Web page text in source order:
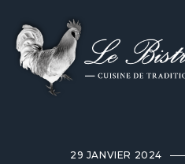
29 JANVIER 2024